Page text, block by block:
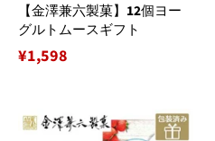
【金澤兼六製菓】12個ヨー
グルトムースギフト
通
格
¥1,598